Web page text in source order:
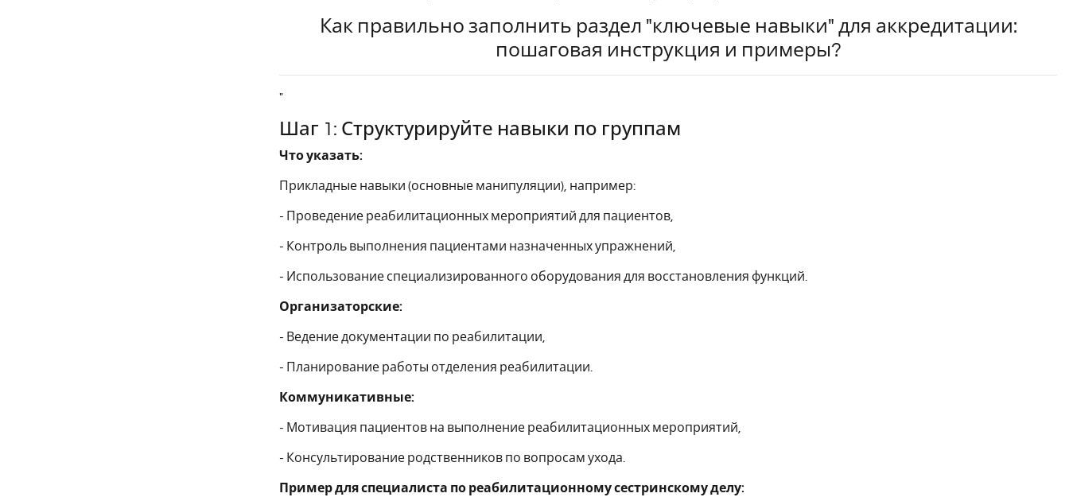
Как правильно заполнить раздел "ключевые навыки" для аккредитации:
пошаговая инструкция и примеры?
"
Шаг 1: Структурируйте навыки по группам
Что указать:
Прикладные навыки (основные манипуляции), например:
- Проведение реабилитационных мероприятий для пациентов,
- Контроль выполнения пациентами назначенных упражнений,
- Использование специализированного оборудования для восстановления функций.
Организаторские:
- Ведение документации по реабилитации,
- Планирование работы отделения реабилитации.
Коммуникативные:
- Мотивация пациентов на выполнение реабилитационных мероприятий,
- Консультирование родственников по вопросам ухода.
Пример для специалиста по реабилитационному сестринскому делу: